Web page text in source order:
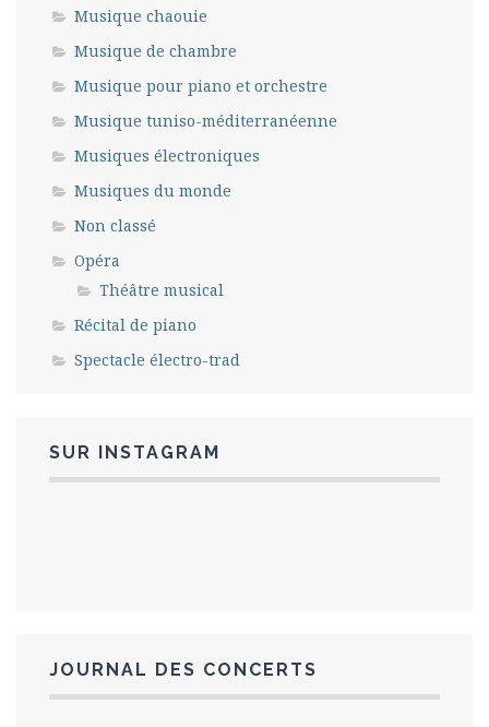
Musique chaouie
Musique de chambre
Musique pour piano et orchestre
Musique tuniso-méditerranéenne
Musiques électroniques
Musiques du monde
Non classé
Opéra
Théâtre musical
Récital de piano
Spectacle électro-trad
SUR INSTAGRAM
JOURNAL DES CONCERTS